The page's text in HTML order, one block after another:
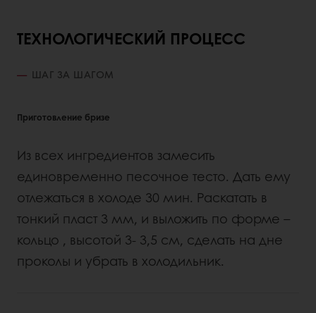
ТЕХНОЛОГИЧЕСКИЙ ПРОЦЕСС
ШАГ ЗА ШАГОМ
Приготовление бризе
Из всех ингредиентов замесить
единовременно песочное тесто. Дать ему
отлежаться в холоде 30 мин. Раскатать в
тонкий пласт 3 мм, и выложить по форме –
кольцо , высотой 3- 3,5 см, сделать на дне
проколы и убрать в холодильник.